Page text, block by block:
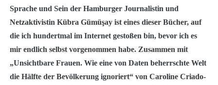
Sprache und Sein der Hamburger Journalistin und
Netzaktivistin Kübra Gümüşay ist eines dieser Bücher, auf
die ich hundertmal im Internet gestoßen bin, bevor ich es
mir endlich selbst vorgenommen habe. Zusammen mit
„Unsichtbare Frauen. Wie eine von Daten beherrschte Welt
die Hälfte der Bevölkerung ignoriert“ von Caroline Criado-